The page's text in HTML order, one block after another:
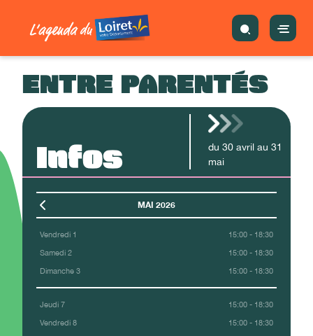
ENTRE PARENTÉS
Infos du 30 avril au 31
mai
MAI 2026
Vendredi 1 15:00 - 18:30
Samedi 2 15:00 - 18:30
Dimanche 3 15:00 - 18:30
Jeudi 7 15:00 - 18:30
Vendredi 8 15:00 - 18:30